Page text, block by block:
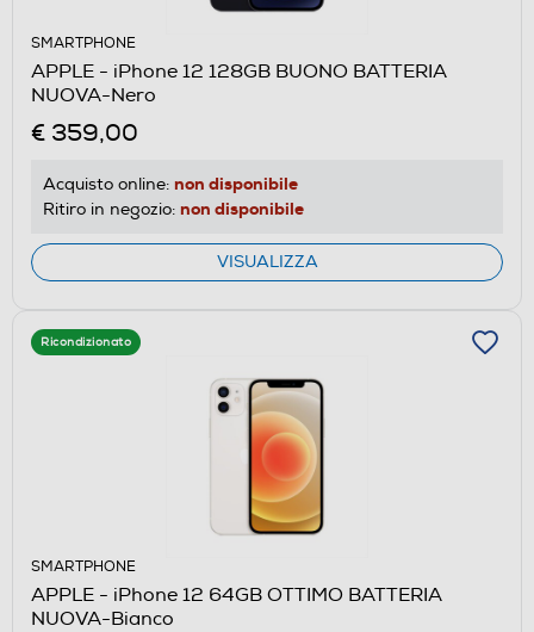
SMARTPHONE
APPLE - iPhone 12 128GB BUONO BATTERIA
NUOVA-Nero
€ 359,00
Acquisto online: non disponibile
Ritiro in negozio: non disponibile
VISUALIZZA
Ricondizionato
SMARTPHONE
APPLE - iPhone 12 64GB OTTIMO BATTERIA
NUOVA-Bianco